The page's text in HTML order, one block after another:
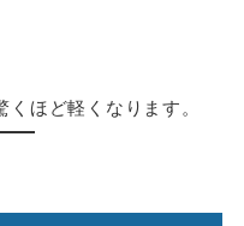
ほど軽くなります。